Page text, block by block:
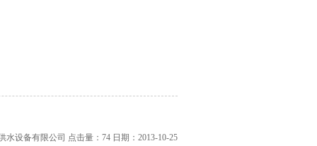
水设备有限公司 点击量： 74 日期：2013-10-25